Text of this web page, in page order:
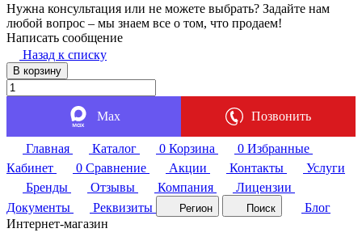
Нужна консультация или не можете выбрать? Задайте нам
любой вопрос – мы знаем все о том, что продаем!
Написать сообщение
Назад к списку
В корзину
Max Позвонить
Главная Каталог 0 Корзина 0 Избранные
Кабинет
0 Сравнение Акции Контакты
Услуги
Бренды
Отзывы Компания
Лицензии
Документы
Реквизиты Регион Поиск
Блог
Интернет-магазин